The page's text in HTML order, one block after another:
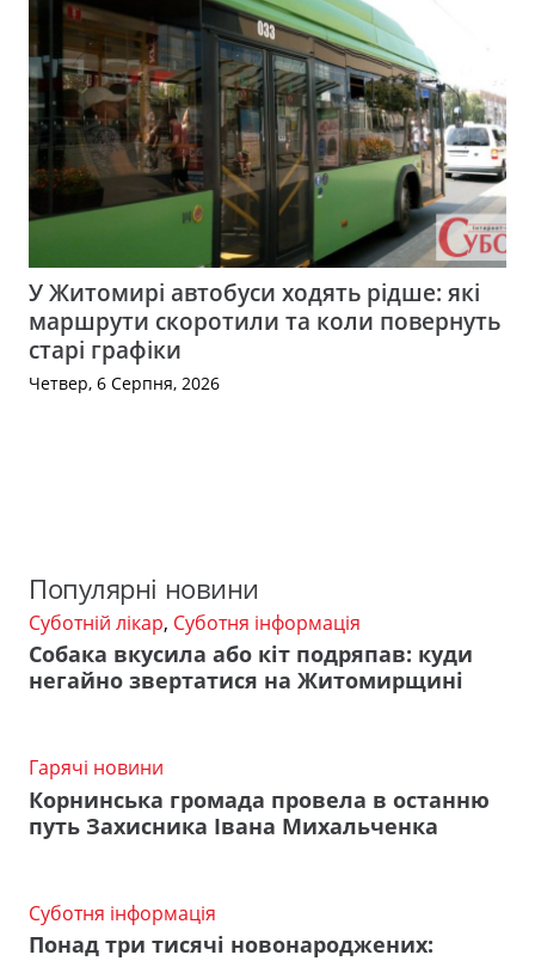
У Житомирі автобуси ходять рідше: які
маршрути скоротили та коли повернуть
старі графіки
Четвер, 6 Серпня, 2026
Популярні новини
Суботній лікар, Суботня інформація
Собака вкусила або кіт подряпав: куди
негайно звертатися на Житомирщині
Гарячі новини
Корнинська громада провела в останню
путь Захисника Івана Михальченка
Суботня інформація
Понад три тисячі новонароджених: